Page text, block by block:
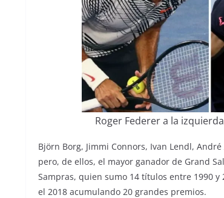
Roger Federer a la
Björn Borg, Jimmi Connors, Ivan Lendl,
pero, de ellos, el mayor ganador de Grand
Sampras, quien sumo 14 títulos entre 1990
el 2018 acumulando 20 grandes premios.